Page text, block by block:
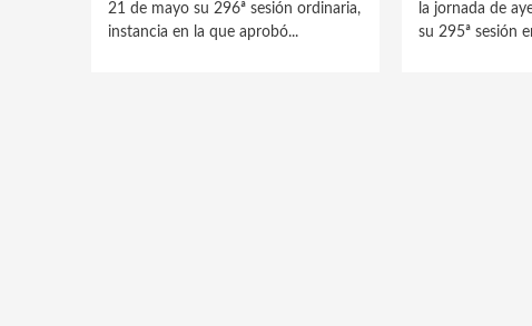
21 de mayo su 296ª sesión ordinaria,
instancia en la que aprobó...
la jornada de
su 295ª sesión